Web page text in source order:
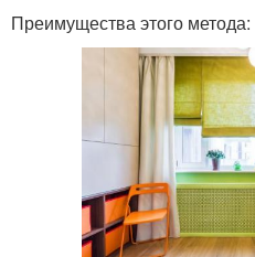
Преимущества этого метода: